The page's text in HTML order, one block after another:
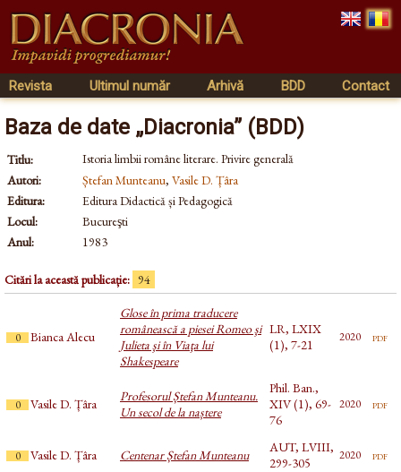
Revista Ultimul număr Arhivă BDD Contact
Baza de date „Diacronia” (BDD)
Titlu:
Istoria limbii române literare. Privire generală
Autori:
Ștefan Munteanu, Vasile D. Țâra
Editura:
Editura Didactică și Pedagogică
Locul:
Bucureşti
Anul:
1983
Citări la această publicație: 94
0 Bianca Alecu
Glose în prima traducere
românească a piesei Romeo şi
Julieta şi în Viaţa lui
Shakespeare
LR, LXIX
(1), 7-21
2020 pdf
0 Vasile D. Țâra
Profesorul Ștefan Munteanu.
Un secol de la naștere
Phil. Ban.,
XIV (1), 69-
76
2020 pdf
0 Vasile D. Țâra Centenar Ștefan Munteanu
AUT, LVIII,
299-305
2020 pdf